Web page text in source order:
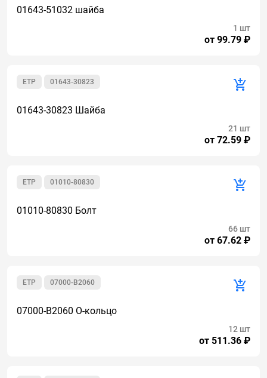
01643-51032 шайба
от 99.79 ₽
1 шт
01643-30823
ETP
01643-30823 Шайба
от 72.59 ₽
21 шт
01010-80830
ETP
01010-80830 Болт
от 67.62 ₽
66 шт
07000-B2060
ETP
07000-B2060 О-кольцо
от 511.36 ₽
12 шт